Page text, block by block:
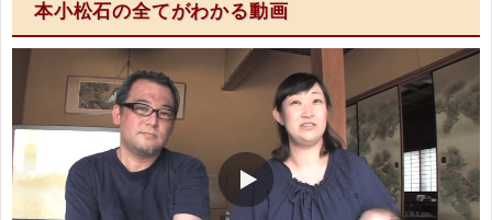
本小松石の全てがわかる動画